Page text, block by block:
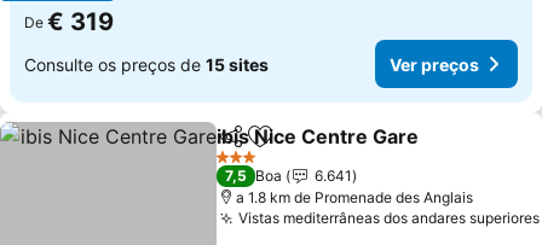
De € 319
Consulte os preços de 15 sites Ver preços
PartilharAdicionar aos favoritos
ibis Nice Centre Gare
3 Estrelas
7,5 Boa
6.641
a 1.8 km de Promenade des Anglais
Vistas mediterrâneas dos andares superiores